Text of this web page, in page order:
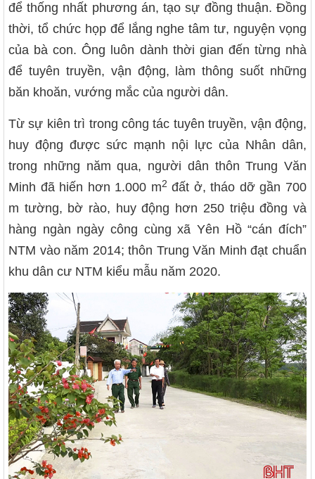
để thống nhất phương án, tạo sự đồng thuận. Đồng
thời, tổ chức họp để lắng nghe tâm tư, nguyện vọng
của bà con. Ông luôn dành thời gian đến từng nhà
để tuyên truyền, vận động, làm thông suốt những
băn khoăn, vướng mắc của người dân.
Từ sự kiên trì trong công tác tuyên truyền, vận động,
huy động được sức mạnh nội lực của Nhân dân,
trong những năm qua, người dân thôn Trung Văn
Minh đã hiến hơn 1.000 m2 đất ở, tháo dỡ gần 700
m tường, bờ rào, huy động hơn 250 triệu đồng và
hàng ngàn ngày công cùng xã Yên Hồ “cán đích”
NTM vào năm 2014; thôn Trung Văn Minh đạt chuẩn
khu dân cư NTM kiểu mẫu năm 2020.